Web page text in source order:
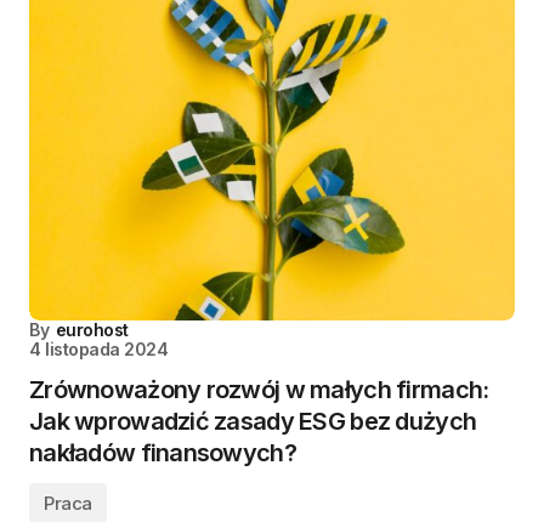
By eurohost
4 listopada 2024
Zrównoważony rozwój w małych firmach:
Jak wprowadzić zasady ESG bez dużych
nakładów finansowych?
Praca